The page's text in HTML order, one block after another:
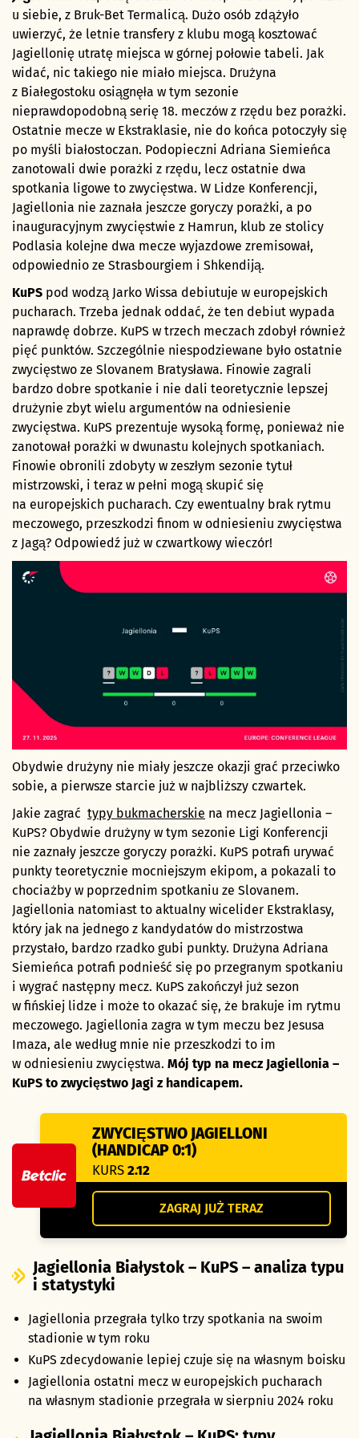
u siebie, z Bruk-Bet Termalicą. Dużo osób zdążyło
uwierzyć, że letnie transfery z klubu mogą kosztować
Jagiellonię utratę miejsca w górnej połowie tabeli. Jak
widać, nic takiego nie miało miejsca. Drużyna
z Białegostoku osiągnęła w tym sezonie
nieprawdopodobną serię 18. meczów z rzędu bez porażki.
Ostatnie mecze w Ekstraklasie, nie do końca potoczyły się
po myśli białostoczan. Podopieczni Adriana Siemieńca
zanotowali dwie porażki z rzędu, lecz ostatnie dwa
spotkania ligowe to zwycięstwa. W Lidze Konferencji,
Jagiellonia nie zaznała jeszcze goryczy porażki, a po
inauguracyjnym zwycięstwie z Hamrun, klub ze stolicy
Podlasia kolejne dwa mecze wyjazdowe zremisował,
odpowiednio ze Strasbourgiem i Shkendiją.
KuPS pod wodzą Jarko Wissa debiutuje w europejskich
pucharach. Trzeba jednak oddać, że ten debiut wypada
naprawdę dobrze. KuPS w trzech meczach zdobył również
pięć punktów. Szczególnie niespodziewane było ostatnie
zwycięstwo ze Slovanem Bratysława. Finowie zagrali
bardzo dobre spotkanie i nie dali teoretycznie lepszej
drużynie zbyt wielu argumentów na odniesienie
zwycięstwa. KuPS prezentuje wysoką formę, ponieważ nie
zanotował porażki w dwunastu kolejnych spotkaniach.
Finowie obronili zdobyty w zeszłym sezonie tytuł
mistrzowski, i teraz w pełni mogą skupić się
na europejskich pucharach. Czy ewentualny brak rytmu
meczowego, przeszkodzi finom w odniesieniu zwycięstwa
z Jagą? Odpowiedź już w czwartkowy wieczór!
Obydwie drużyny nie miały jeszcze okazji grać przeciwko
sobie, a pierwsze starcie już w najbliższy czwartek.
Jakie zagrać typy bukmacherskie na mecz Jagiellonia –
KuPS? Obydwie drużyny w tym sezonie Ligi Konferencji
nie zaznały jeszcze goryczy porażki. KuPS potrafi urywać
punkty teoretycznie mocniejszym ekipom, a pokazali to
chociażby w poprzednim spotkaniu ze Slovanem.
Jagiellonia natomiast to aktualny wicelider Ekstraklasy,
który jak na jednego z kandydatów do mistrzostwa
przystało, bardzo rzadko gubi punkty. Drużyna Adriana
Siemieńca potrafi podnieść się po przegranym spotkaniu
i wygrać następny mecz. KuPS zakończył już sezon
w fińskiej lidze i może to okazać się, że brakuje im rytmu
meczowego. Jagiellonia zagra w tym meczu bez Jesusa
Imaza, ale według mnie nie przeszkodzi to im
w odniesieniu zwycięstwa. Mój typ na mecz Jagiellonia –
KuPS to zwycięstwo Jagi z handicapem.
ZWYCIĘSTWO JAGIELLONI
(HANDICAP 0:1)
KURS 2.12
ZAGRAJ JUŻ TERAZ
Jagiellonia Białystok – KuPS – analiza typu
i statystyki
Jagiellonia przegrała tylko trzy spotkania na swoim
stadionie w tym roku
KuPS zdecydowanie lepiej czuje się na własnym boisku
Jagiellonia ostatni mecz w europejskich pucharach
na własnym stadionie przegrała w sierpniu 2024 roku